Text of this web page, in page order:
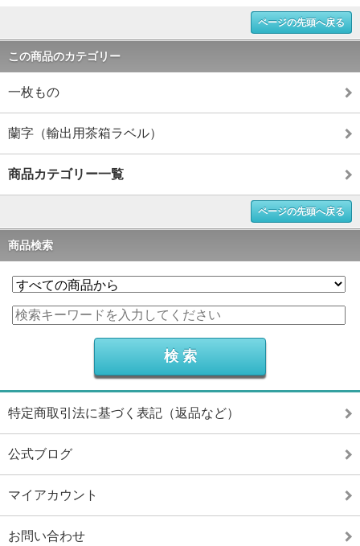
ページの先頭へ戻る
この商品のカテゴリー
一枚もの
蘭字（輸出用茶箱ラベル）
商品カテゴリー一覧
ページの先頭へ戻る
商品検索
特定商取引法に基づく表記（返品など）
公式ブログ
マイアカウント
お問い合わせ